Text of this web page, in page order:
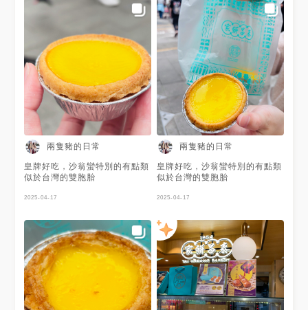
兩隻豬的日常
皇牌好吃，沙翁蠻特別的有點類
似於台灣的雙胞胎
2025-04-17
兩隻豬的日常
皇牌好吃，沙翁蠻特別的有點類
似於台灣的雙胞胎
2025-04-17